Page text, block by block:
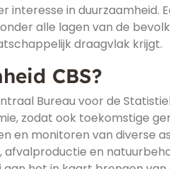
interesse in duurzaamheid.
alle lagen van de
draagvlak krijgt.
CBS?
Bureau voor de
zodat ook toekomstige
en monitoren van diverse
en